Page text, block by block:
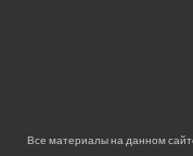
Все материалы на данном